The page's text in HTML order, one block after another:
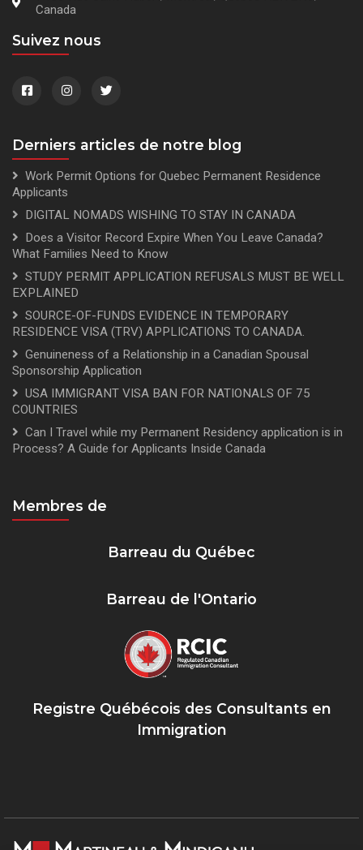
Canada
Suivez nous
Derniers articles de notre blog
Work Permit Options for Quebec Permanent Residence
Applicants
DIGITAL NOMADS WISHING TO STAY IN CANADA
Does a Visitor Record Expire When You Leave Canada?
What Families Need to Know
STUDY PERMIT APPLICATION REFUSALS MUST BE WELL
EXPLAINED
SOURCE-OF-FUNDS EVIDENCE IN TEMPORARY
RESIDENCE VISA (TRV) APPLICATIONS TO CANADA.
Genuineness of a Relationship in a Canadian Spousal
Sponsorship Application
USA IMMIGRANT VISA BAN FOR NATIONALS OF 75
COUNTRIES
Can I Travel while my Permanent Residency application is in
Process? A Guide for Applicants Inside Canada
Membres de
Barreau du Québec
Barreau de l'Ontario
Registre Québécois des Consultants en
Immigration